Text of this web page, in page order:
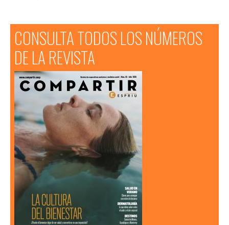
CONSULTA TODOS LOS NÚMEROS
DE LA REVISTA